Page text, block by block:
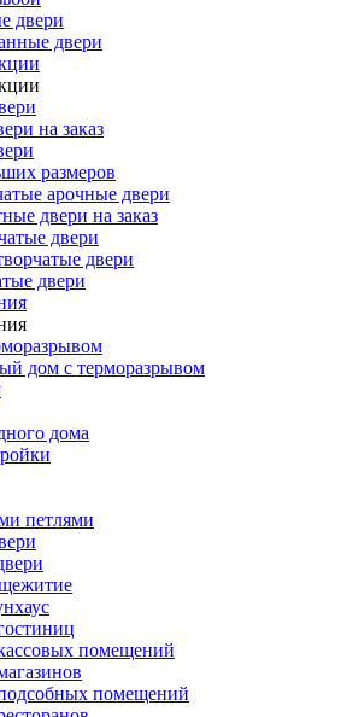
двери
двери
на заказ
размеров
арочные двери
двери на заказ
двери
двери
двери
дом с терморазрывом
дома
петлями
помещений
помещений